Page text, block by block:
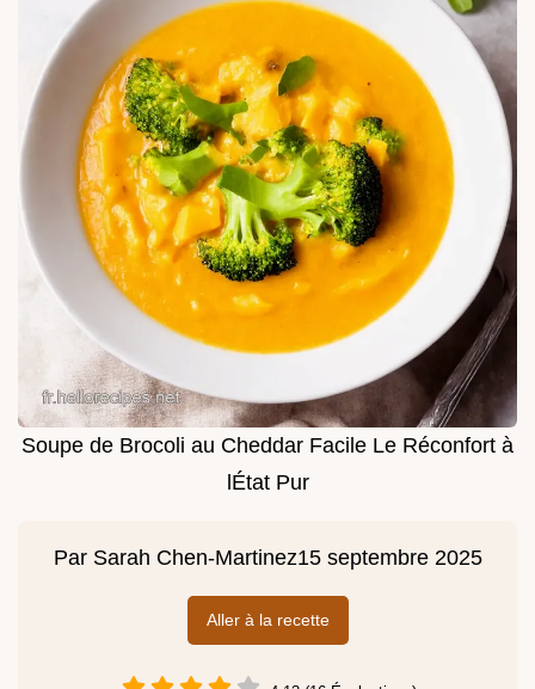
Soupe de Brocoli au Cheddar Facile Le Réconfort à
lÉtat Pur
Par Sarah Chen-Martinez15 septembre 2025
Aller à la recette